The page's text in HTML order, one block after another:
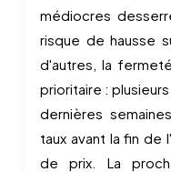
médiocres
risque de hausse
d'autres, la
prioritaire :
dernières
taux avant la fin de
de prix. La